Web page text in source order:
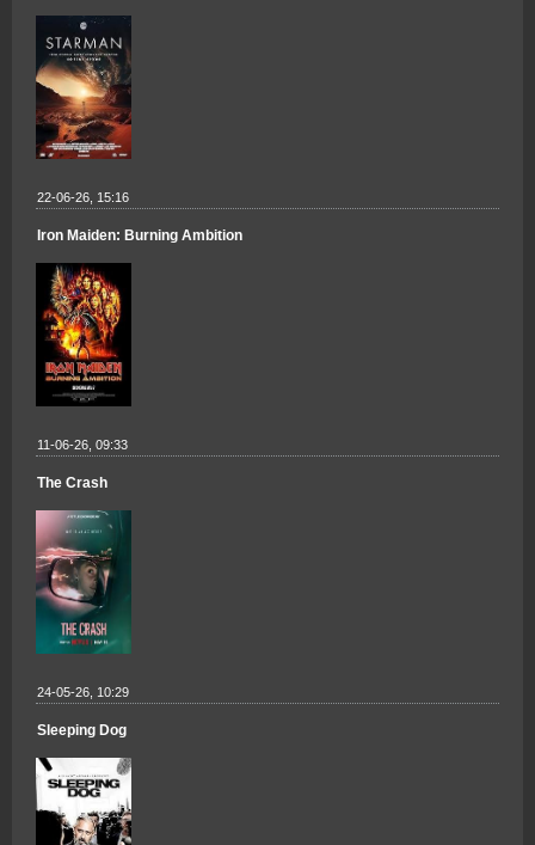
22-06-26, 15:16
Iron Maiden: Burning Ambition
11-06-26, 09:33
The Crash
24-05-26, 10:29
Sleeping Dog